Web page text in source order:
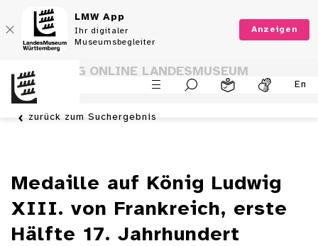
LMW App
Ihr digitaler
Museumsbegleiter
Anzeigen
En
SAMMLUNG ONLINE LANDESMUSEUM
WÜRTTEMBERG
zurück zum Suchergebnis
Medaille auf König Ludwig
XIII. von Frankreich, erste
Hälfte 17. Jahrhundert